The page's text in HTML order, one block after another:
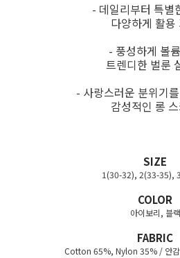
- 데일리부터 특별
다양하게 활용
- 풍성하게 볼
트렌디한 벌룬
- 사랑스러운 분위기
감성적인 롱
SIZE
1(30-32), 2(33-35),
COLOR
아이보리, 블랙
FABRIC
Cotton 65%, Nylon 35% / 안